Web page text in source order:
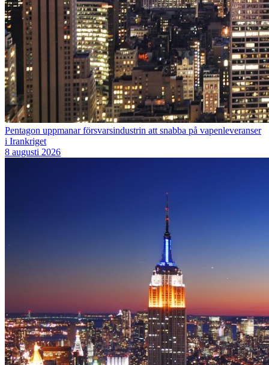
Pentagon uppmanar försvarsindustrin att snabba på vapenleveranser
i Irankriget
8 augusti 2026